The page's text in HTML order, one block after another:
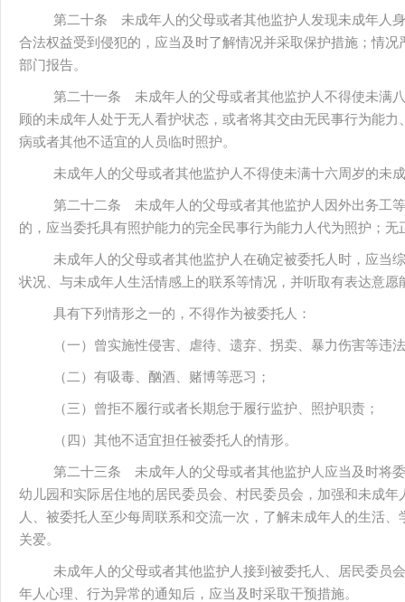
第二十条 未成年人的父母或者其他监护人发现未成年人
合法权益受到侵犯的，应当及时了解情况并采取保护措施；情
部门报告。
第二十一条 未成年人的父母或者其他监护人不得使未满
顾的未成年人处于无人看护状态，或者将其交由无民事行为能
病或者其他不适宜的人员临时照护。
未成年人的父母或者其他监护人不得使未满十六周岁的未
第二十二条 未成年人的父母或者其他监护人因外出务工
的，应当委托具有照护能力的完全民事行为能力人代为照护；
未成年人的父母或者其他监护人在确定被委托人时，应当
状况、与未成年人生活情感上的联系等情况，并听取有表达意愿
具有下列情形之一的，不得作为被委托人：
（一）曾实施性侵害、虐待、遗弃、拐卖、暴力伤害等违
（二）有吸毒、酗酒、赌博等恶习；
（三）曾拒不履行或者长期怠于履行监护、照护职责；
（四）其他不适宜担任被委托人的情形。
第二十三条 未成年人的父母或者其他监护人应当及时将
幼儿园和实际居住地的居民委员会、村民委员会，加强和未成
人、被委托人至少每周联系和交流一次，了解未成年人的生活
关爱。
未成年人的父母或者其他监护人接到被委托人、居民委员
年人心理、行为异常的通知后，应当及时采取干预措施。